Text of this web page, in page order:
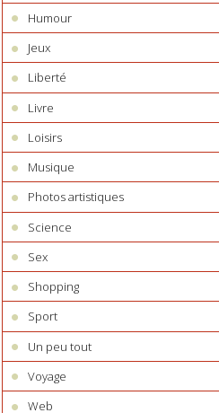
Humour
Jeux
Liberté
Livre
Loisirs
Musique
Photos artistiques
Science
Sex
Shopping
Sport
Un peu tout
Voyage
Web